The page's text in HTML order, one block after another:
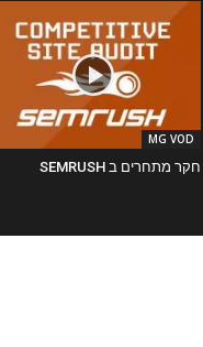
MG VOD
חקר מתחרים ב SEMRUSH